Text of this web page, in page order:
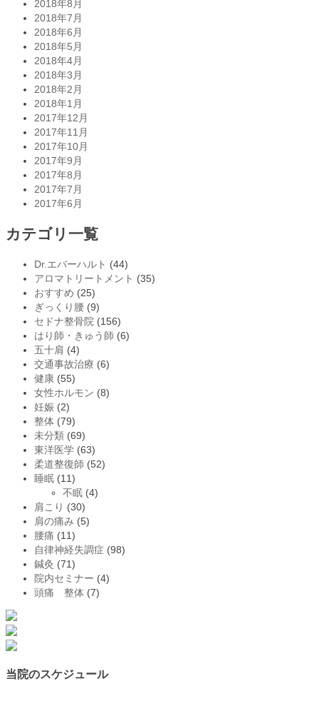
2018年8月
2018年7月
2018年6月
2018年5月
2018年4月
2018年3月
2018年2月
2018年1月
2017年12月
2017年11月
2017年10月
2017年9月
2017年8月
2017年7月
2017年6月
カテゴリ一覧
Dr.エバーハルト (44)
アロマトリートメント (35)
おすすめ (25)
ぎっくり腰 (9)
セドナ整骨院 (156)
はり師・きゅう師 (6)
五十肩 (4)
交通事故治療 (6)
健康 (55)
女性ホルモン (8)
妊娠 (2)
整体 (79)
未分類 (69)
東洋医学 (63)
柔道整復師 (52)
睡眠 (11)
不眠 (4)
肩こり (30)
肩の痛み (5)
腰痛 (11)
自律神経失調症 (98)
鍼灸 (71)
院内セミナー (4)
頭痛 整体 (7)
当院のスケジュール